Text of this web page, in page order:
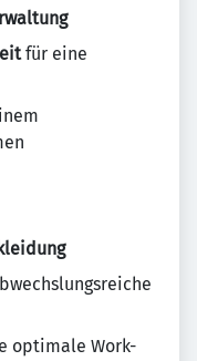
für eine
optimale Work-